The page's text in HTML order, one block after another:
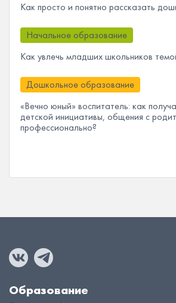
Как просто и понятно рассказать
Начальное образование
Как увлечь младших школьников
Дошкольное образование
«Вечно юный» воспитатель: как
детской инициативы, общения с
профессионально?
Образование